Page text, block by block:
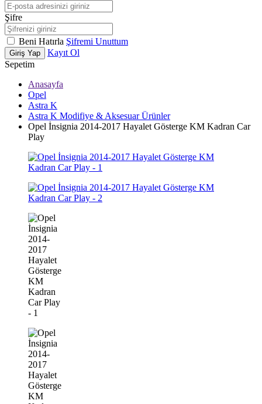
Şifre
Beni Hatırla Şifremi Unuttum
Giriş Yap
Kayıt Ol
Sepetim
Anasayfa
Opel
Astra K
Astra K Modifiye & Aksesuar Ürünler
Opel İnsignia 2014-2017 Hayalet Gösterge KM Kadran Car
Play